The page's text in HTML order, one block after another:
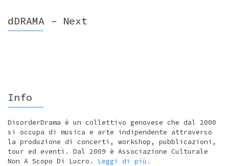
dDRAMA – Next
Info
DisorderDrama è un collettivo genovese che dal 2000
si occupa di musica e arte indipendente attraverso
la produzione di concerti, workshop, pubblicazioni,
tour ed eventi. Dal 2009 è Associazione Culturale
Non A Scopo Di Lucro. Leggi di più.